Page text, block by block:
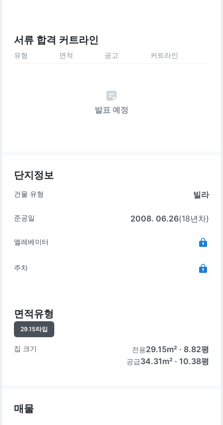
서류 합격 커트라인
유형 면적 공고 커트라인
발표 예정
단지정보
건물 유형 빌라
준공일 2008. 06.26(18년차)
엘레베이터
주차
면적유형
29.15타입
집 크기 전용29.15m² · 8.82평
공급34.31m² · 10.38평
매물